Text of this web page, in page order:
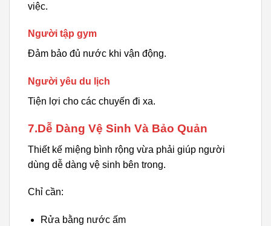
việc.
Người tập gym
Đảm bảo đủ nước khi vận động.
Người yêu du lịch
Tiện lợi cho các chuyến đi xa.
7.Dễ Dàng Vệ Sinh Và Bảo Quản
Thiết kế miệng bình rộng vừa phải giúp người
dùng dễ dàng vệ sinh bên trong.
Chỉ cần:
Rửa bằng nước ấm